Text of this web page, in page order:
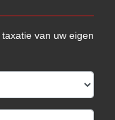
van uw eigen